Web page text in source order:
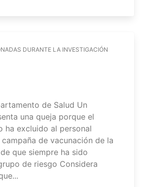
DURANTE LA INVESTIGACIÓN
de Salud Un
una queja porque el
ha excluido al personal
de vacunación de la
que siempre ha sido
de riesgo Considera